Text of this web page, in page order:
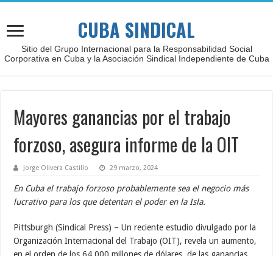
CUBA SINDICAL
Sitio del Grupo Internacional para la Responsabilidad Social
Corporativa en Cuba y la Asociación Sindical Independiente de Cuba
Mayores ganancias por el trabajo
forzoso, asegura informe de la OIT
Jorge Olivera Castillo 29 marzo, 2024
En Cuba el trabajo forzoso probablemente sea el negocio más
lucrativo para los que detentan el poder en la Isla.
Pittsburgh (Sindical Press) – Un reciente estudio divulgado por la
Organización Internacional del Trabajo (OIT), revela un aumento,